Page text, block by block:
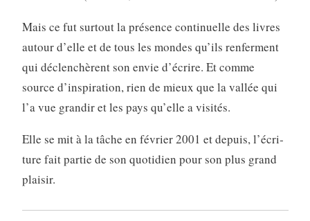
Mais ce fut surtout la présence continuelle des livres
autour d’elle et de tous les mondes qu’ils renferment
qui déclen­chèrent son envie d’écrire. Et comme
source d’inspiration, rien de mieux que la vallée qui
l’a vue grandir et les pays qu’elle a visités.
Elle se mit à la tâche en février 2001 et depuis, l’écri­
ture fait partie de son quotidien pour son plus grand
plaisir.